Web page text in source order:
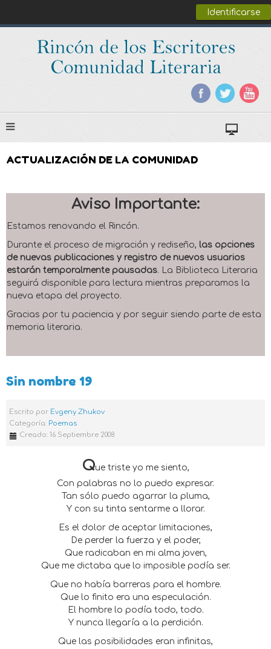
Identificarse
ACTUALIZACIÓN DE LA COMUNIDAD
Aviso Importante:
Estamos renovando el Rincón.
Durante el proceso de migración y rediseño, las opciones
de nuevas publicaciones y registro de nuevos usuarios
estarán temporalmente pausadas. La Biblioteca Literaria
seguirá disponible para lectura mientras preparamos la
nueva etapa del proyecto.
Gracias por tu paciencia y por seguir siendo parte de esta
memoria literaria.
Sin nombre 19
Escrito por Evgeny Zhukov
Categoría: Poemas
Creado: 16 Septiembre 2008
Que triste yo me siento,
Con palabras no lo puedo expresar.
Tan sólo puedo agarrar la pluma,
Y con su tinta sentarme a llorar.
Es el dolor de aceptar limitaciones,
De perder la fuerza y el poder,
Que radicaban en mi alma joven,
Que me dictaba que lo imposible podía ser.
Que no había barreras para el hombre.
Que lo finito era una especulación.
El hombre lo podía todo, todo.
Y nunca llegaría a la perdición.
Que las posibilidades eran infinitas,